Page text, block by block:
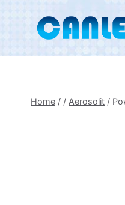
Home / / Aerosolit /